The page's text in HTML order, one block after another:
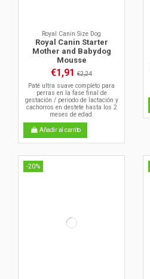
Royal Canin Size Dog
Royal Canin Starter
Mother and Babydog
Mousse
€1,91 €2,24
Paté ultra suave completo para
perras en la fase final de
gestación / periodo de lactación y
cachorros en destete hasta los 2
meses de edad.
Añadir al carrito
-20%